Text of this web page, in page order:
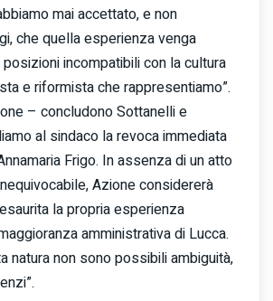
mai accettato, e non
che quella esperienza venga
incompatibili con la cultura
e riformista che rappresentiamo”.
– concludono Sottanelli e
al sindaco la revoca immediata
Frigo. In assenza di un atto
Azione considererà
la propria esperienza
amministrativa di Lucca.
natura non sono possibili ambiguità,